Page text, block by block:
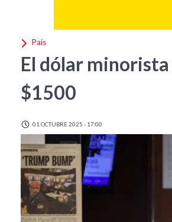
País
El dólar
$1500
01 OCTUBRE 2025 - 17:00